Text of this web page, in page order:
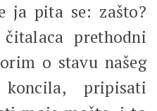
ja pita se: zašto?
prethodni
o stavu našeg
koncila, pripisati